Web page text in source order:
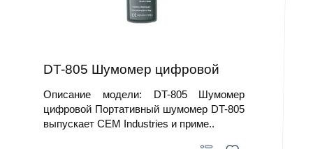
DT-805 Шумомер цифровой
Описание модели: DT-805 Шумомер
цифровой Портативный шумомер DT-805
выпускает CEM Industries и приме..